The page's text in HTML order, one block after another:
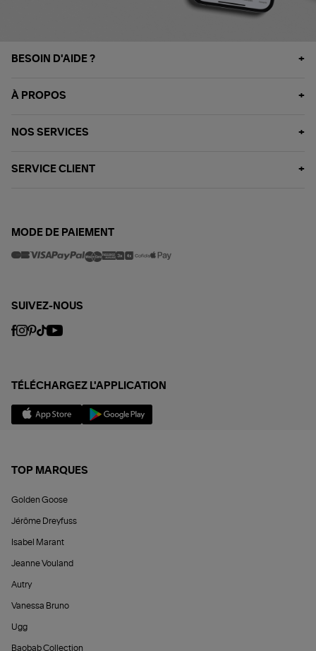
BESOIN D'AIDE ?
À PROPOS
NOS SERVICES
SERVICE CLIENT
MODE DE PAIEMENT
SUIVEZ-NOUS
TÉLÉCHARGEZ L'APPLICATION
TOP MARQUES
Golden Goose
Jérôme Dreyfuss
Isabel Marant
Jeanne Vouland
Autry
Vanessa Bruno
Ugg
Baobab Collection